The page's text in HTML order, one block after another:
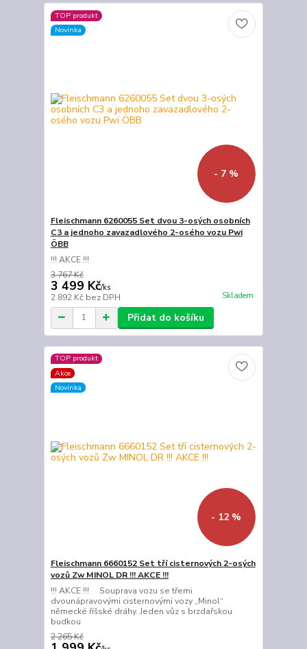
TOP produkt
Novinka
- 7 %
Fleischmann 6260055 Set dvou 3-osých osobních
C3 a jednoho zavazadlového 2-osého vozu Pwi
ÖBB
!!! AKCE !!!
3 767 Kč
3 499 Kč/ks
2 892 Kč bez DPH Skladem
Přidat do košíku
TOP produkt
Akce
Novinka
- 12 %
Fleischmann 6660152 Set tří cisternových 2-osých
vozů Zw MINOL DR !!! AKCE !!!
!!! AKCE !!! Souprava vozu se třemi
dvounápravovými cisternovými vozy „Minol“
německé říšské dráhy. Jeden vůz s brzdařskou
budkou
2 265 Kč